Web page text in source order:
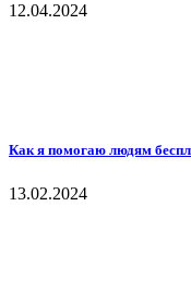
12.04.2024
Как я помогаю людям
13.02.2024